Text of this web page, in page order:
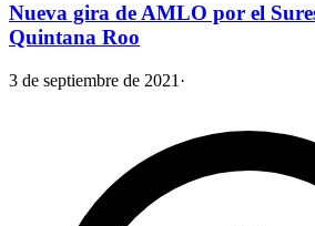
Nueva gira de AMLO por el
Quintana Roo
3 de septiembre de 2021 ·